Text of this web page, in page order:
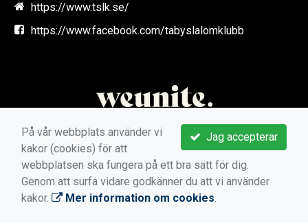
https://www.tslk.se/
https://www.facebook.com/tabyslalomklubb
Jag accepterar
På vår webbplats använder vi
kakor (cookies) för att
webbplatsen ska fungera på ett bra sätt för dig.
Genom att surfa vidare godkänner du att vi använder
kakor.
Mer information om cookies.